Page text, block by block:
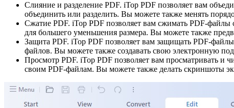
Слияние и разделение PDF. iTop PDF позволяет вам
объединить или разделить. Вы можете также менять
Сжатие PDF. iTop PDF позволяет вам сжимать PDF-
для большего уменьшения размера. Вы можете также
Защита PDF. iTop PDF позволяет вам защищать PDF-
файлов. Вы можете также создавать свою электронную
Просмотр PDF. iTop PDF позволяет вам просматривать и
своим PDF-файлам. Вы можете также делать скриншоты